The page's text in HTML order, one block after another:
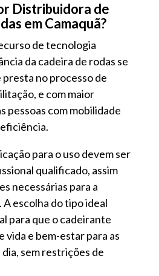
Distribuidora de
em Camaquã?
de tecnologia
da cadeira de rodas se
presta no processo de
e com maior
pessoas com mobilidade
para o uso devem ser
qualificado, assim
necessárias para a
escolha do tipo ideal
para que o cadeirante
vida e bem-estar para as
sem restrições de